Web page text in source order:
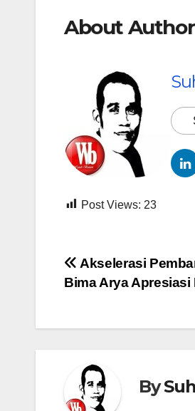
About Author
Post Views: 23
Navigasi
Akselerasi
Bima Arya
By